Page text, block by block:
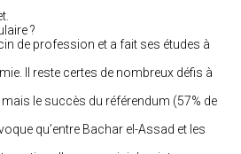
?
de profession et a fait ses études à
Il reste certes de nombreux défis à
le succès du référendum (57% de
qu’entre Bachar el-Assad et les